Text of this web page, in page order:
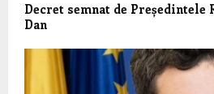
Decret semnat de Președintele
Dan